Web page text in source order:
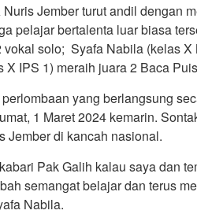
Jember turut andil dengan
pelajar bertalenta luar biasa
vokal solo; Syafa Nabila (kelas
X IPS 1) meraih juara 2 Baca
yang berlangsung
1 Maret 2024 kemarin.
Jember di kancah nasional.
Pak Galih kalau saya dan
semangat belajar dan terus
Nabila.